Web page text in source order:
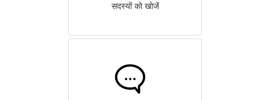
सदस्यों को खोजें